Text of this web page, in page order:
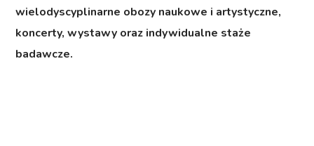
wielodyscyplinarne obozy naukowe i artystyczne,
koncerty, wystawy oraz indywidualne staże
badawcze.